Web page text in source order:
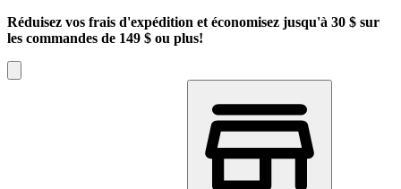
Réduisez vos frais d'expédition et économisez jusqu'à 30 $ sur
les commandes de 149 $ ou plus!